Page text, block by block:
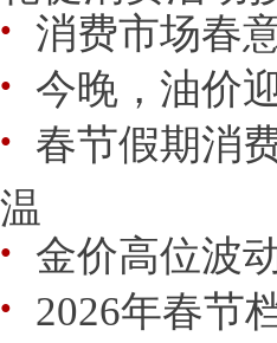
● 消费市场春
● 今晚，油价
● 春节假期消
温
● 金价高位波
● 2026年春节